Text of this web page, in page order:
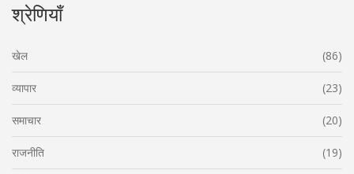
श्रेणियाँ
खेल (86)
व्यापार (23)
समाचार (20)
राजनीति (19)